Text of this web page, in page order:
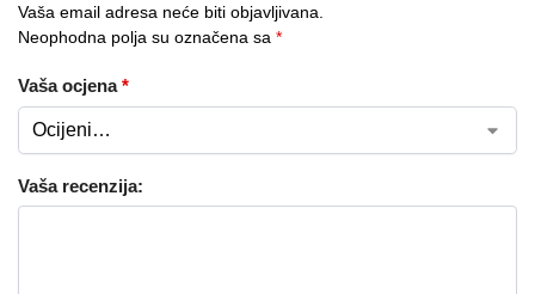
Vaša email adresa neće biti objavljivana.
Neophodna polja su označena sa *
Vaša ocjena*
Vaša recenzija: